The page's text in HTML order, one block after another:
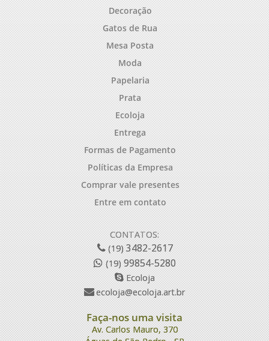
Decoração
Gatos de Rua
Mesa Posta
Moda
Papelaria
Prata
Ecoloja
Entrega
Formas de Pagamento
Políticas da Empresa
Comprar vale presentes
Entre em contato
CONTATOS:
(19)3482-2617
(19)99854-5280
Ecoloja
ecoloja@ecoloja.art.br
Faça-nos uma visita
Av. Carlos Mauro, 370